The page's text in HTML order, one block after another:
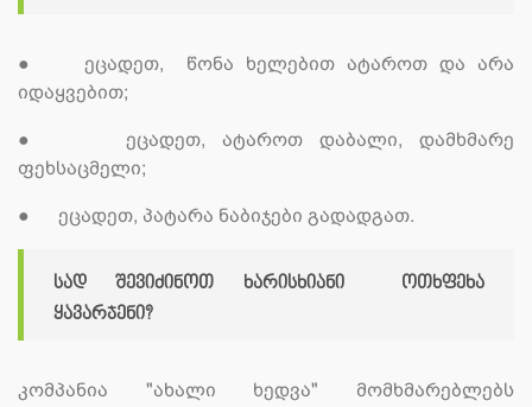
●
ეცადეთ, წონა ხელებით ატაროთ და არა
იდაყვებით;
●
ეცადეთ, ატაროთ დაბალი, დამხმარე
ფეხსაცმელი;
● ეცადეთ, პატარა ნაბიჯები გადადგათ.
სად შევიძინოთ ხარისხიანი ოთხფეხა
ყავარჯენი?
კომპანია "ახალი ხედვა" მომხმარებლებს